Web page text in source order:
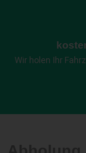
Wir holen Ihr